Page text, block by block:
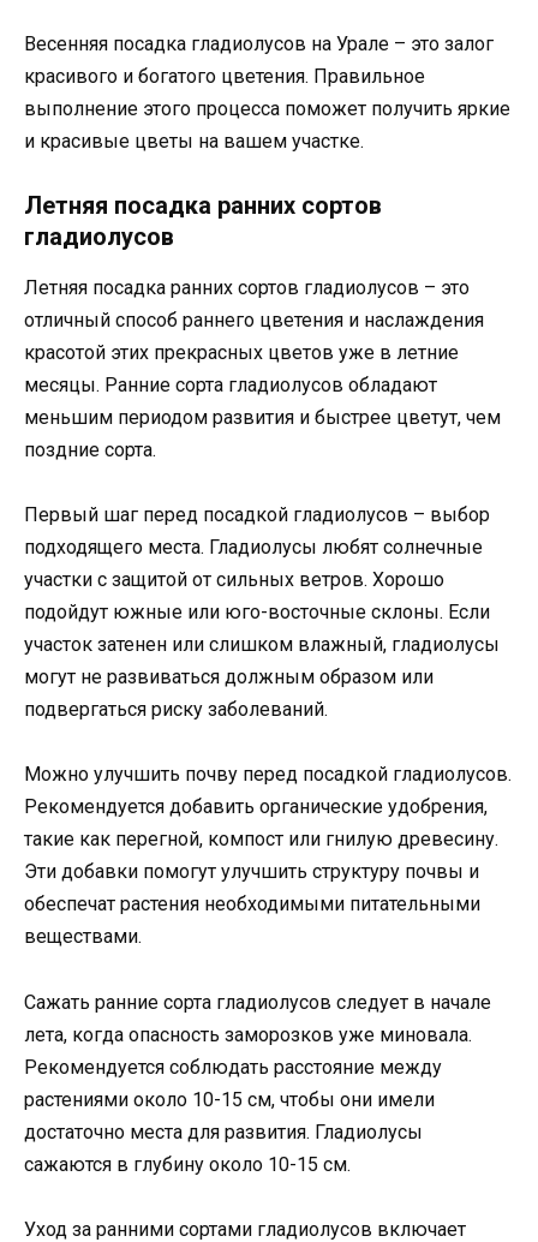
Весенняя посадка гладиолусов на Урале – это залог
красивого и богатого цветения. Правильное
выполнение этого процесса поможет получить яркие
и красивые цветы на вашем участке.
Летняя посадка ранних сортов
гладиолусов
Летняя посадка ранних сортов гладиолусов – это
отличный способ раннего цветения и наслаждения
красотой этих прекрасных цветов уже в летние
месяцы. Ранние сорта гладиолусов обладают
меньшим периодом развития и быстрее цветут, чем
поздние сорта.
Первый шаг перед посадкой гладиолусов – выбор
подходящего места. Гладиолусы любят солнечные
участки с защитой от сильных ветров. Хорошо
подойдут южные или юго-восточные склоны. Если
участок затенен или слишком влажный, гладиолусы
могут не развиваться должным образом или
подвергаться риску заболеваний.
Можно улучшить почву перед посадкой гладиолусов.
Рекомендуется добавить органические удобрения,
такие как перегной, компост или гнилую древесину.
Эти добавки помогут улучшить структуру почвы и
обеспечат растения необходимыми питательными
веществами.
Сажать ранние сорта гладиолусов следует в начале
лета, когда опасность заморозков уже миновала.
Рекомендуется соблюдать расстояние между
растениями около 10-15 см, чтобы они имели
достаточно места для развития. Гладиолусы
сажаются в глубину около 10-15 см.
Уход за ранними сортами гладиолусов включает